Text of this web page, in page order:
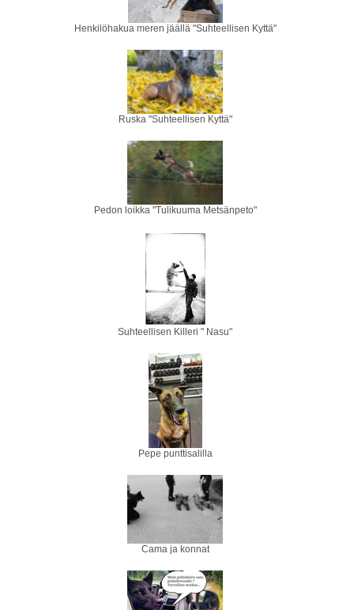
Henkilöhakua meren jäällä "Suhteellisen Kyttä"
Ruska "Suhteellisen Kyttä"
Pedon loikka "Tulikuuma Metsänpeto"
Suhteellisen Killeri " Nasu"
Pepe punttisalilla
Cama ja konnat